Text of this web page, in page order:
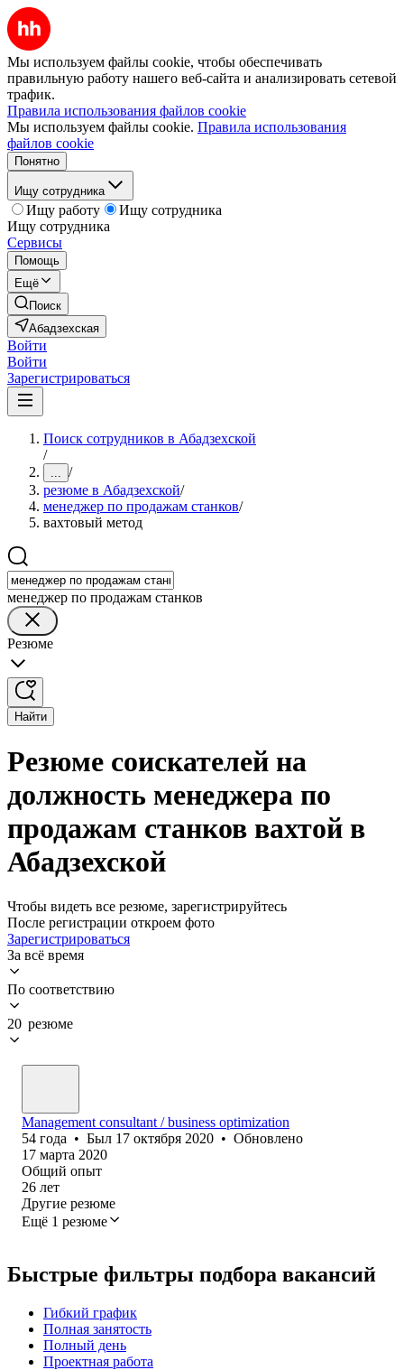
Мы используем файлы cookie, чтобы обеспечивать
правильную работу нашего веб-сайта и анализировать сетевой
трафик.
Правила использования файлов cookie
Мы используем файлы cookie. Правила использования
файлов cookie
Понятно
Ищу сотрудника
Ищу работу
Ищу сотрудника
Ищу сотрудника
Сервисы
Помощь
Ещё
Поиск
Абадзехская
Войти
Войти
Зарегистрироваться
Поиск сотрудников в Абадзехской
/
... /
резюме в Абадзехской/
менеджер по продажам станков/
вахтовый метод
менеджер по продажам станков
Резюме
Найти
Резюме соискателей на
должность менеджера по
продажам станков вахтой в
Абадзехской
Чтобы видеть все резюме, зарегистрируйтесь
После регистрации откроем фото
Зарегистрироваться
За всё время
По соответствию
20 резюме
Management consultant / business optimization
54 года • Был 17 октября 2020 • Обновлено
17 марта 2020
Общий опыт
26 лет
Другие резюме
Ещё 1 резюме
Быстрые фильтры подбора вакансий
Гибкий график
Полная занятость
Полный день
Проектная работа